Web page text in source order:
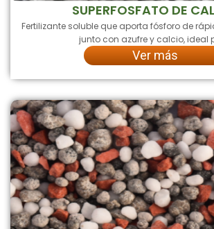
SUPERFOSFATO DE
Fertilizante soluble que aporta fósforo de
junto con azufre y calcio, ideal
Ver más